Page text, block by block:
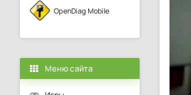
OpenDiag Mobile
Меню сайта